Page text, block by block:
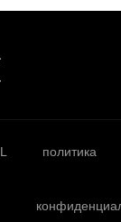
политика